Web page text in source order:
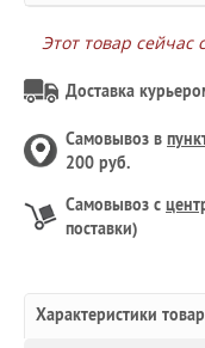
Этот товар сейчас
Доставка
Самовывоз в
200 руб.
Самовывоз с
поставки)
Характеристики